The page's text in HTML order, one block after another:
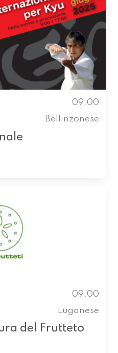
09.00
Bellinzonese
09.00
Luganese
del Frutteto